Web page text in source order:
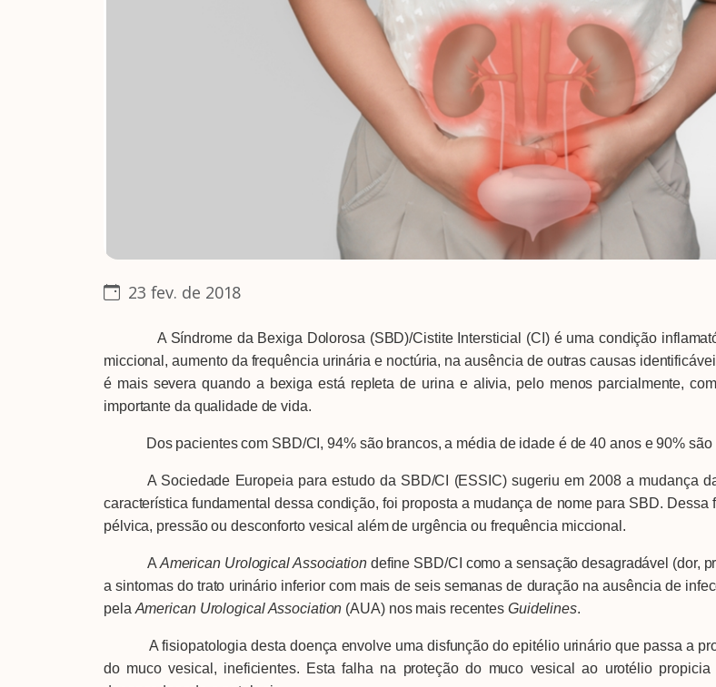
23 fev. de 2018
A Síndrome da Bexiga Dolorosa (SBD)/Cistite Intersticial (CI) é uma condição
miccional, aumento da frequência urinária e noctúria, na ausência de outras causas
é mais severa quando a bexiga está repleta de urina e alivia, pelo menos parcialmente,
importante da qualidade de vida.
Dos pacientes com SBD/CI, 94% são brancos, a média de idade é de 40 anos e 90% são
A Sociedade Europeia para estudo da SBD/CI (ESSIC) sugeriu em 2008 a mudança
característica fundamental dessa condição, foi proposta a mudança de nome para SBD.
pélvica, pressão ou desconforto vesical além de urgência ou frequência miccional.
A American Urological Association define SBD/CI como a sensação desagradável (dor,
a sintomas do trato urinário inferior com mais de seis semanas de duração na ausência de
pela American Urological Association (AUA) nos mais recentes Guidelines.
A fisiopatologia desta doença envolve uma disfunção do epitélio urinário que passa a
do muco vesical, ineficientes. Esta falha na proteção do muco vesical ao urotélio